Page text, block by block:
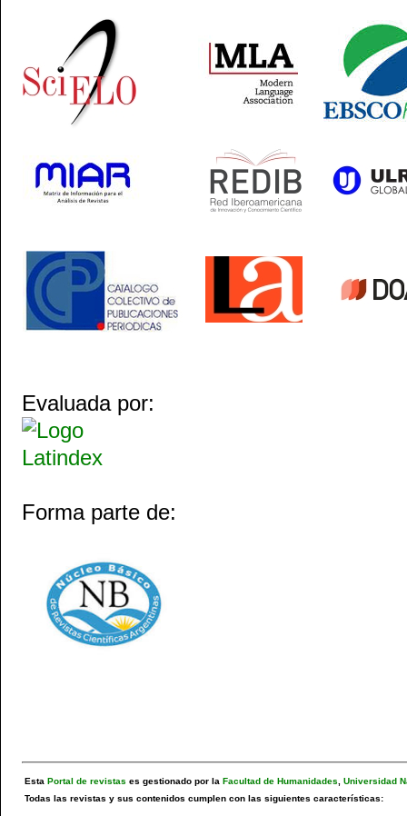
Evaluada por:
Forma parte de:
EstaPortal de revistas es gestionado por laFacultad de Humanidades ,Universidad
Todas las revistas y sus contenidos cumplen con las siguientes características: